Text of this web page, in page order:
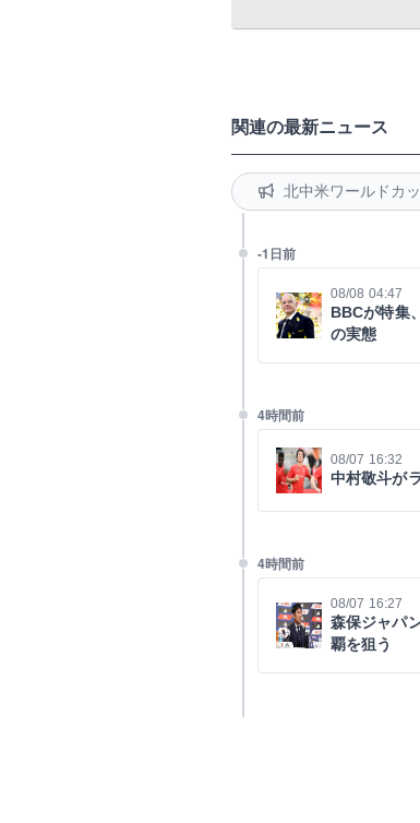
関連の最新ニュース
北中米ワールドカ
-1日前
08/08 04:47
BBCが特集
の実態
4時間前
08/07 16:32
中村敬斗が
4時間前
08/07 16:27
森保ジャパ
覇を狙う